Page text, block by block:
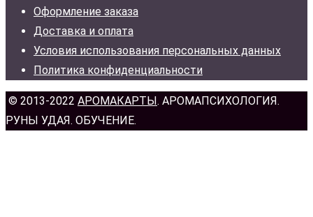
Оформление заказа
Доставка и оплата
Условия использования персональных данных
Политика конфиденциальности
© 2013-2022 АРОМАКАРТЫ . АРОМАПСИХОЛОГИЯ.
РУНЫ УДАЯ. ОБУЧЕНИЕ.